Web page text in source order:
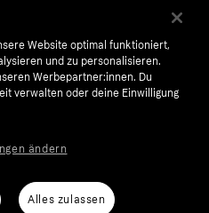
Website optimal funktioniert,
und zu personalisieren.
Werbepartner:innen. Du
verwalten oder deine Einwilligung
Alles zulassen
ändern